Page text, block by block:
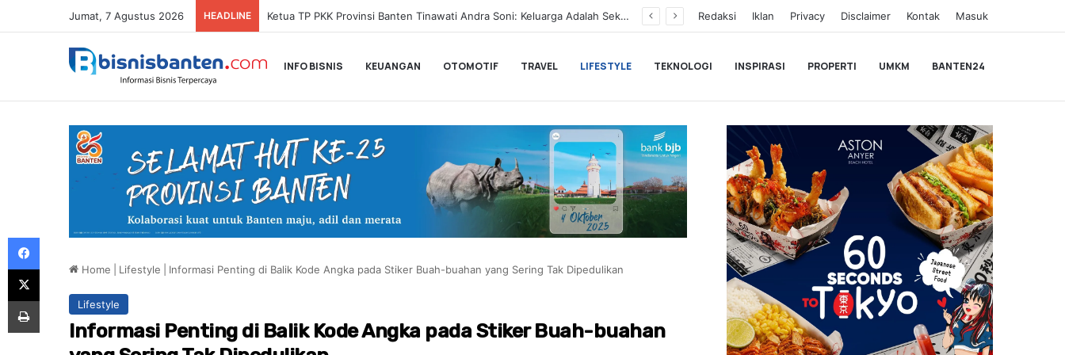
Jumat, 7 Agustus 2026 HEADLINE BLACKPINK Gelar Meet & Greet Spesial Rayakan Anniversary ke-10, Ini Syarat dan Jadwalnya Redaksi Iklan Privacy Disclaimer Kontak Masuk
INFO BISNIS KEUANGAN OTOMOTIF TRAVEL LIFESTYLE TEKNOLOGI INSPIRASI PROPERTI UMKM BANTEN24
Home Lifestyle Informasi Penting di Balik Kode Angka pada Stiker Buah-buahan yang Sering Tak Dipedulikan
Lifestyle
Informasi Penting di Balik Kode Angka pada Stiker Buah-buahan
Facebook